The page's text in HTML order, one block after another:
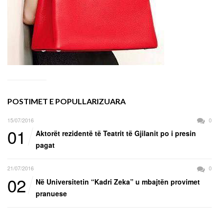
POSTIMET E POPULLARIZUARA
15/07/2016 0
01
Aktorët rezidentë të Teatrit të Gjilanit po i presin
pagat
21/07/2016 0
02
Në Universitetin “Kadri Zeka” u mbajtën provimet
pranuese